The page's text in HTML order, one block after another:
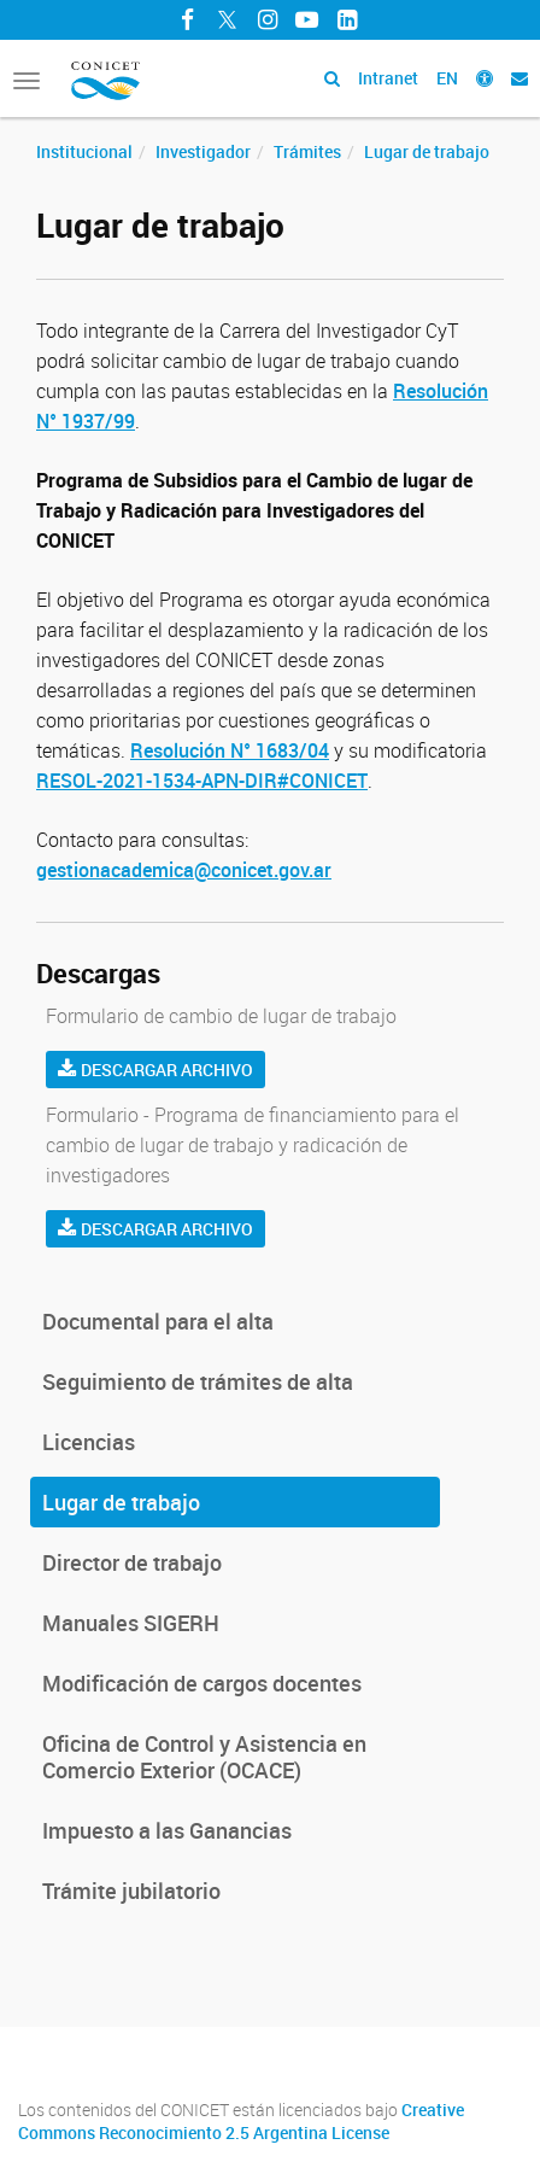
Facebook
TwitterInstagram
YouTubeLinkedIn
Toggle
navigation
Intranet EN
Institucional Investigador Trámites Lugar de trabajo
Lugar de trabajo
Todo integrante de la Carrera del Investigador CyT
podrá solicitar cambio de lugar de trabajo cuando
cumpla con las pautas establecidas en la Resolución
N° 1937/99.
Programa de Subsidios para el Cambio de lugar de
Trabajo y Radicación para Investigadores del
CONICET
El objetivo del Programa es otorgar ayuda económica
para facilitar el desplazamiento y la radicación de los
investigadores del CONICET desde zonas
desarrolladas a regiones del país que se determinen
como prioritarias por cuestiones geográficas o
temáticas. Resolución N° 1683/04y su modificatoria
RESOL-2021-1534-APN-DIR#CONICET.
Contacto para consultas:
gestionacademica@conicet.gov.ar
Descargas
Formulario de cambio de lugar de trabajo
DESCARGAR ARCHIVO
Formulario - Programa de financiamiento para el
cambio de lugar de trabajo y radicación de
investigadores
DESCARGAR ARCHIVO
Documental para el alta
Seguimiento de trámites de alta
Licencias
Lugar de trabajo
Director de trabajo
Manuales SIGERH
Modificación de cargos docentes
Oficina de Control y Asistencia en
Comercio Exterior (OCACE)
Impuesto a las Ganancias
Trámite jubilatorio
Los contenidos del CONICET están licenciados bajo Creative
Commons Reconocimiento 2.5 Argentina License